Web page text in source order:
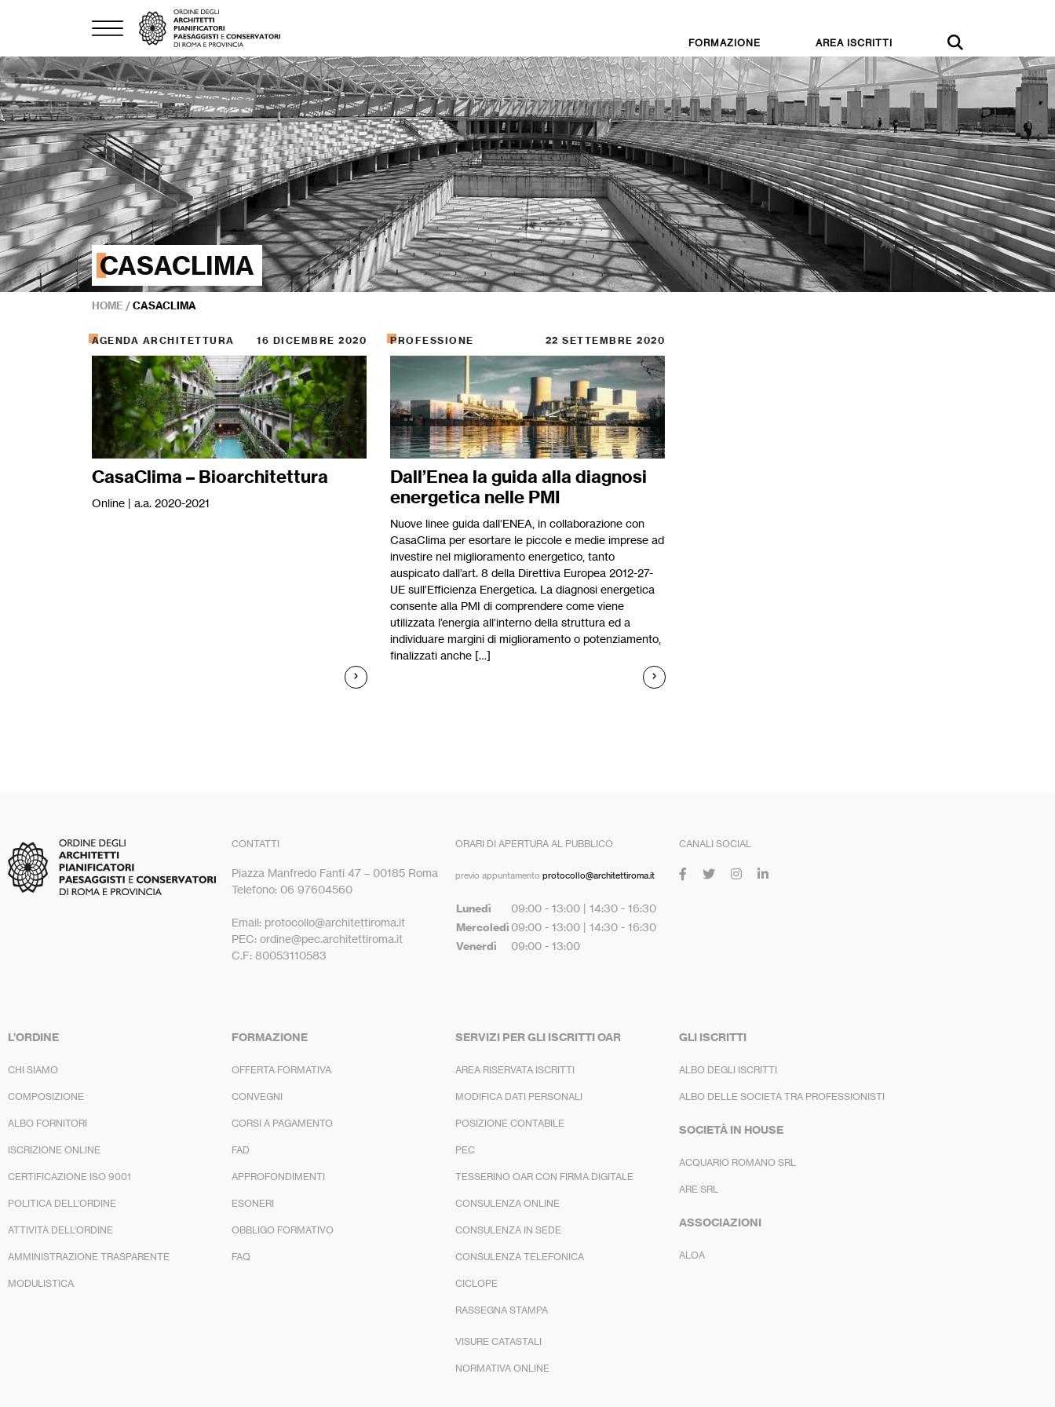
FORMAZIONE AREA ISCRITTI
CASACLIMA
HOME /CASACLIMA
AGENDA ARCHITETTURA 16 DICEMBRE 2020
CasaClima – Bioarchitettura
Online | a.a. 2020-2021
PROFESSIONE 22 SETTEMBRE 2020
Dall’Enea la guida alla diagnosi
energetica nelle PMI
Nuove linee guida dall’ENEA, in collaborazione con
CasaClima per esortare le piccole e medie imprese ad
investire nel miglioramento energetico, tanto
auspicato dall’art. 8 della Direttiva Europea 2012-27-
UE sull’Efficienza Energetica. La diagnosi energetica
consente alla PMI di comprendere come viene
utilizzata l’energia all’interno della struttura ed a
individuare margini di miglioramento o potenziamento,
finalizzati anche […]
CONTATTI
Piazza Manfredo Fanti 47 – 00185 Roma
Telefono: 06 97604560
Email: protocollo@architettiroma.it
PEC: ordine@pec.architettiroma.it
C.F: 80053110583
ORARI DI APERTURA AL PUBBLICO
previo appuntamento protocollo@architettiroma.it
Lunedì 09:00 - 13:00 | 14:30 - 16:30
Mercoledì 09:00 - 13:00 | 14:30 - 16:30
Venerdì 09:00 - 13:00
CANALI SOCIAL
L’ORDINE
CHI SIAMO
COMPOSIZIONE
ALBO FORNITORI
ISCRIZIONE ONLINE
CERTIFICAZIONE ISO 9001
POLITICA DELL’ORDINE
ATTIVITÀ DELL’ORDINE
AMMINISTRAZIONE TRASPARENTE
MODULISTICA
FORMAZIONE
OFFERTA FORMATIVA
CONVEGNI
CORSI A PAGAMENTO
FAD
APPROFONDIMENTI
ESONERI
OBBLIGO FORMATIVO
FAQ
SERVIZI PER GLI ISCRITTI OAR
AREA RISERVATA ISCRITTI
MODIFICA DATI PERSONALI
POSIZIONE CONTABILE
PEC
TESSERINO OAR CON FIRMA DIGITALE
CONSULENZA ONLINE
CONSULENZA IN SEDE
CONSULENZA TELEFONICA
CICLOPE
RASSEGNA STAMPA
VISURE CATASTALI
NORMATIVA ONLINE
GLI ISCRITTI
ALBO DEGLI ISCRITTI
ALBO DELLE SOCIETÀ TRA PROFESSIONISTI
SOCIETÀ IN HOUSE
ACQUARIO ROMANO SRL
ARE SRL
ASSOCIAZIONI
ALOA